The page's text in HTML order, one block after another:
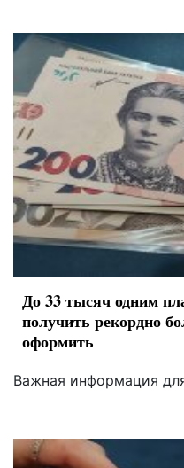
До 33 тысяч одним
получить рекордно
оформить
Важная информация